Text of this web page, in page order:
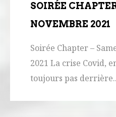
SOIRÉE
NOVEMBRE 2021
Soirée Chapter –
2021 La crise Covid,
toujours pas